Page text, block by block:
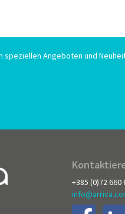
speziellen Angeboten und
+385 (0)72 660